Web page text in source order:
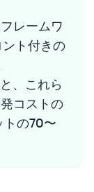
レームワ
ト付きの
、これら
コストの
の70〜